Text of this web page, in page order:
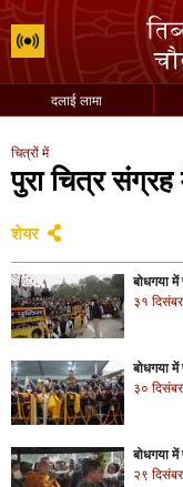
दलाई लामा
चित्रों में
पुरा चित्र
शेयर
बोधगया
३१
बोधगया
३०
बोधगया
२९